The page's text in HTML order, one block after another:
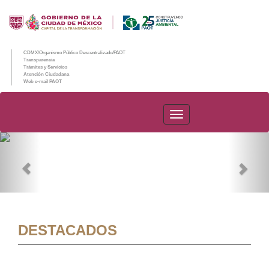
CDMX/Organismo Público Descentralizado/PAOT
Transparencia
Trámites y Servicios
Atención Ciudadana
Web e-mail PAOT
PAOT
DESTACADOS